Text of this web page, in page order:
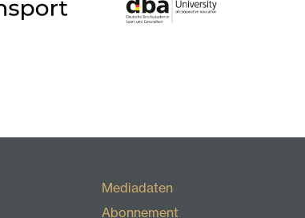
Mediadaten
Abonnement